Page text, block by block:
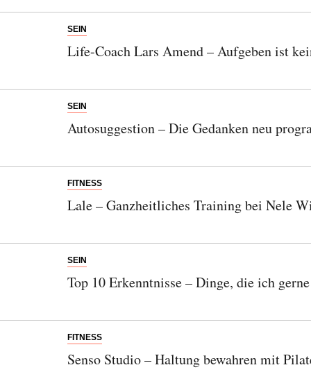
SEIN
Life-Coach Lars Amend – Aufgeben ist
SEIN
Autosuggestion – Die Gedanken neu
FITNESS
Lale – Ganzheitliches Training bei Nele
SEIN
Top 10 Erkenntnisse – Dinge, die ich
FITNESS
Senso Studio – Haltung bewahren mit